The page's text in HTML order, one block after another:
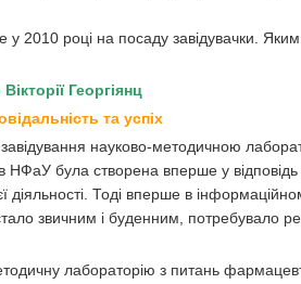
у 2010 році на посаду завідувачки.
Георгіянц
та успіх
науково-методичною
була створена вперше у відповідь
діяльності. Тоді вперше в
звичним і буденним, потребувало
лабораторію з питань